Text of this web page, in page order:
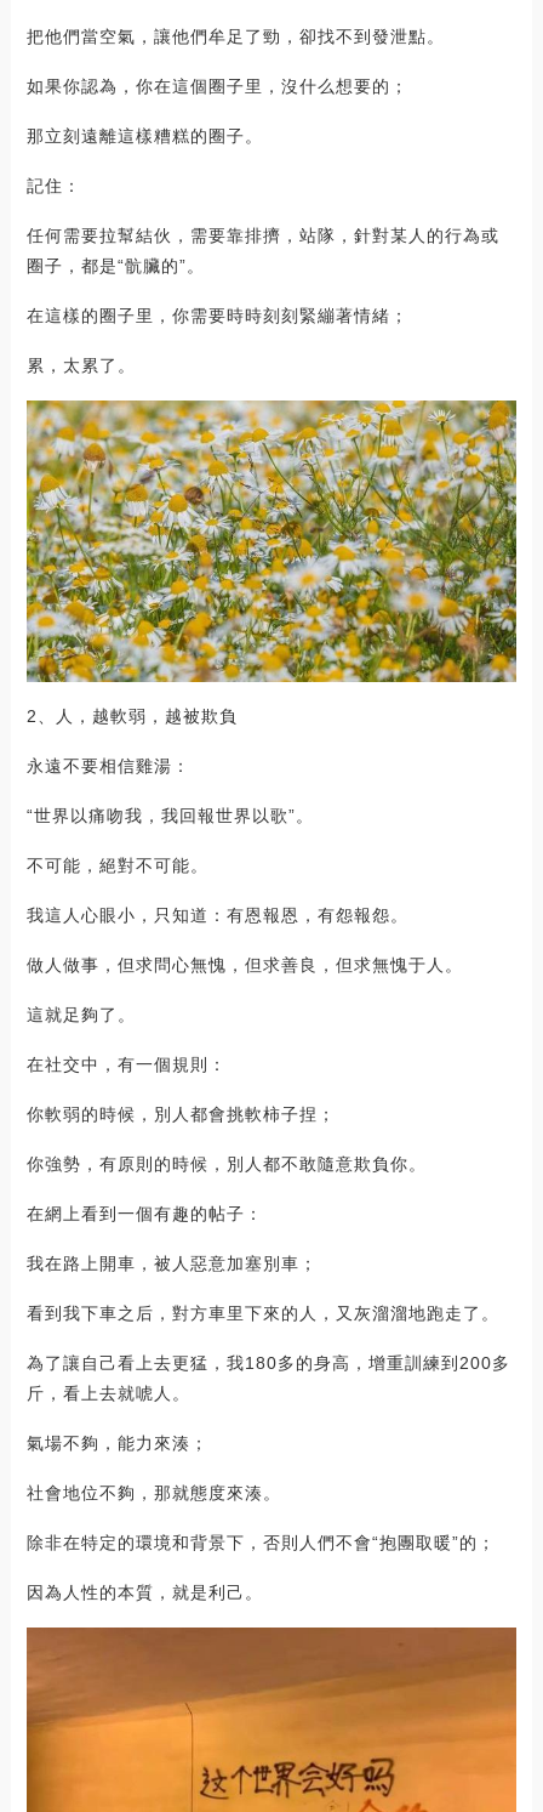
把他們當空氣，讓他們牟足了勁，卻找不到發泄點。
如果你認為，你在這個圈子里，沒什么想要的；
那立刻遠離這樣糟糕的圈子。
記住：
任何需要拉幫結伙，需要靠排擠，站隊，針對某人的行為或
圈子，都是“骯臟的”。
在這樣的圈子里，你需要時時刻刻緊繃著情緒；
累，太累了。
2、人，越軟弱，越被欺負
永遠不要相信雞湯：
“世界以痛吻我，我回報世界以歌”。
不可能，絕對不可能。
我這人心眼小，只知道：有恩報恩，有怨報怨。
做人做事，但求問心無愧，但求善良，但求無愧于人。
這就足夠了。
在社交中，有一個規則：
你軟弱的時候，別人都會挑軟柿子捏；
你強勢，有原則的時候，別人都不敢隨意欺負你。
在網上看到一個有趣的帖子：
我在路上開車，被人惡意加塞別車；
看到我下車之后，對方車里下來的人，又灰溜溜地跑走了。
為了讓自己看上去更猛，我180多的身高，增重訓練到200多
斤，看上去就唬人。
氣場不夠，能力來湊；
社會地位不夠，那就態度來湊。
除非在特定的環境和背景下，否則人們不會“抱團取暖”的；
因為人性的本質，就是利己。